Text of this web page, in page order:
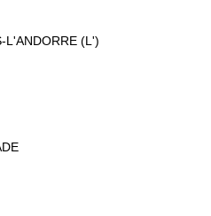
L'ANDORRE (L')